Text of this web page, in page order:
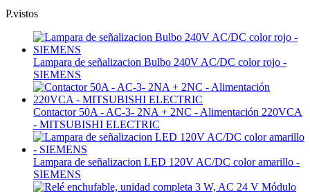
P.vistos
Lampara de señalizacion Bulbo 240V AC/DC color rojo -
SIEMENS
Contactor 50A - AC-3- 2NA + 2NC - Alimentación 220VCA
- MITSUBISHI ELECTRIC
Lampara de señalizacion LED 120V AC/DC color amarillo -
SIEMENS